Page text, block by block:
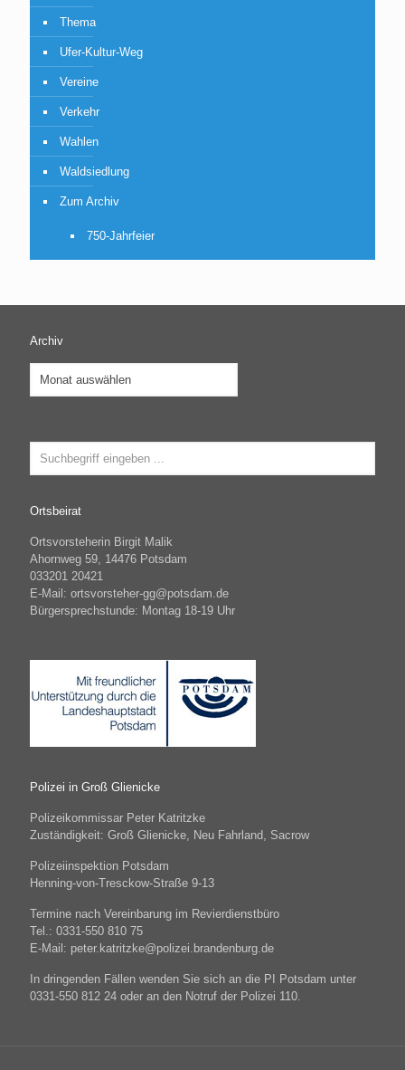
Thema
Ufer-Kultur-Weg
Vereine
Verkehr
Wahlen
Waldsiedlung
Zum Archiv
750-Jahrfeier
Archiv
Ortsbeirat
Ortsvorsteherin Birgit Malik
Ahornweg 59, 14476 Potsdam
033201 20421
E-Mail: ortsvorsteher-gg@potsdam.de
Bürgersprechstunde: Montag 18-19 Uhr
Polizei in Groß Glienicke
Polizeikommissar Peter Katritzke
Zuständigkeit: Groß Glienicke, Neu Fahrland, Sacrow
Polizeiinspektion Potsdam
Henning-von-Tresckow-Straße 9-13
Termine nach Vereinbarung im Revierdienstbüro
Tel.: 0331-550 810 75
E-Mail: peter.katritzke@polizei.brandenburg.de
In dringenden Fällen wenden Sie sich an die PI Potsdam unter
0331-550 812 24 oder an den Notruf der Polizei 110.